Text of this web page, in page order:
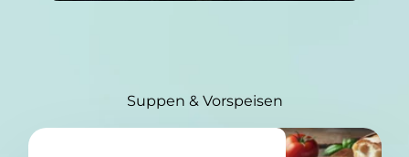
Suppen & Vorspeisen